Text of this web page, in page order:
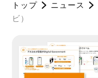
トップ ニュース
ビ）